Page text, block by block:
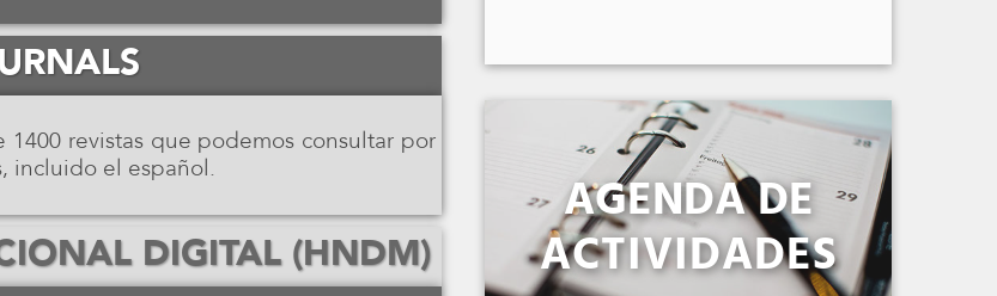
revistas que podemos consultar por
incluido el español.
DIGITAL (HNDM)
AGENDA DE
ACTIVIDADES